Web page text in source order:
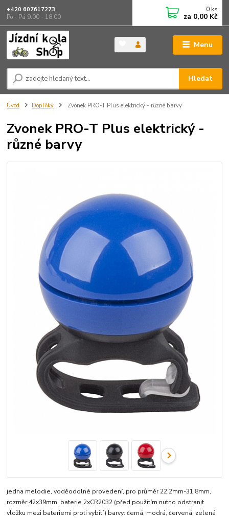
Menu
Hledat
+420 607617273
Po - Pá 9.00 - 18.00
0 ks
za 0,00 Kč
Úvod Doplňky Zvonek PRO-T Plus elektrický - různé barvy
Zvonek PRO-T Plus elektrický -
různé barvy
jedna melodie, voděodolné provedení, pro průměr 22,2mm-31,8mm,
rozměr:42x39mm, baterie 2xCR2032 (před použitím nutno odstranit
vložku mezi bateriemi proti vybití) barvy: černá, modrá, červená, zelená